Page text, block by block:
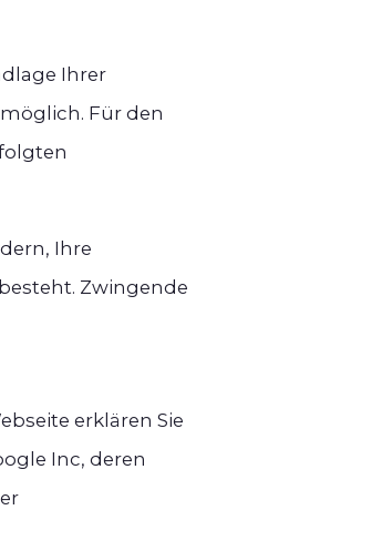
Ihrer
Für den
Ihre
Zwingende
erklären Sie
Inc, deren